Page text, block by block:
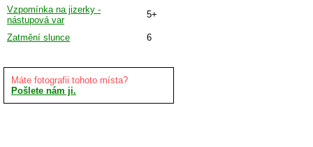
Vzpomínka na jizerky -
nástupová var
5+
Zatmění slunce 6
Máte fotografii tohoto místa?
Pošlete nám ji.